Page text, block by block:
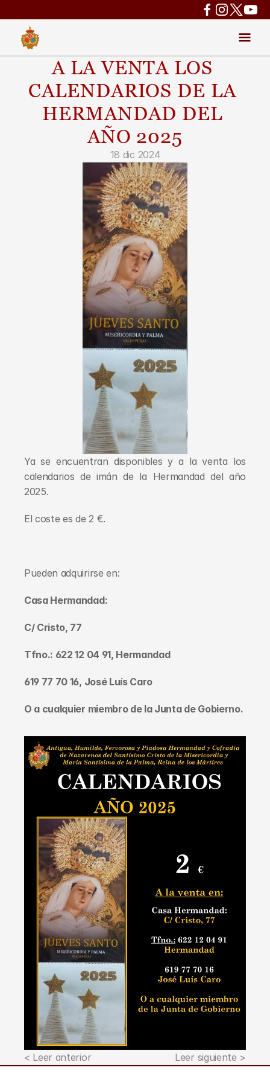
A LA VENTA LOS
CALENDARIOS DE LA
HERMANDAD DEL
AÑO 2025
18 dic 2024
Ya se encuentran disponibles y a la venta los
calendarios de imán de la Hermandad del año
2025.
El coste es de 2 €.
Pueden adquirirse en:
Casa Hermandad:
C/ Cristo, 77
Tfno.: 622 12 04 91, Hermandad
619 77 70 16, José Luís Caro
O a cualquier miembro de la Junta de Gobierno.
< Leer anterior Leer siguiente >